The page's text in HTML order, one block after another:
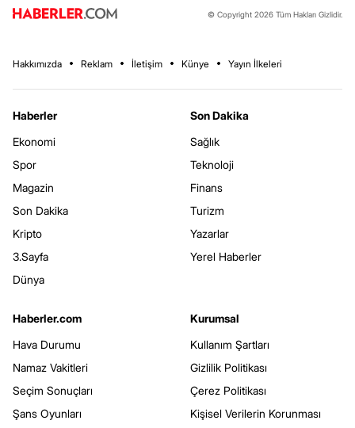
© Copyright 2026 Tüm Hakları Gizlidir.
Hakkımızda Reklam İletişim Künye Yayın İlkeleri
Haberler
Ekonomi
Spor
Magazin
Son Dakika
Kripto
3.Sayfa
Dünya
Son Dakika
Sağlık
Teknoloji
Finans
Turizm
Yazarlar
Yerel Haberler
Haberler.com
Hava Durumu
Namaz Vakitleri
Seçim Sonuçları
Şans Oyunları
Kurumsal
Kullanım Şartları
Gizlilik Politikası
Çerez Politikası
Kişisel Verilerin Korunması